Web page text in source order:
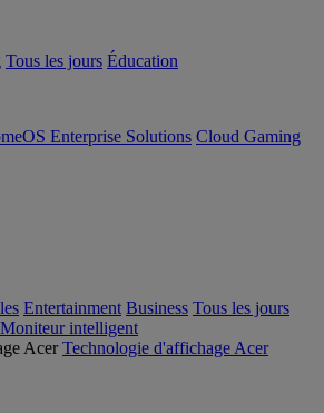
Tous les jours Éducation
Enterprise Solutions Cloud Gaming
Entertainment Business Tous les jours
Moniteur intelligent
Technologie d'affichage Acer